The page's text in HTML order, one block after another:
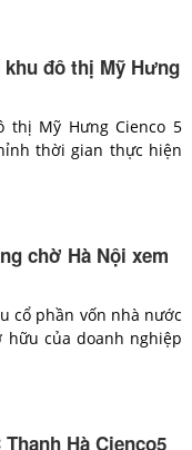
đô thị Mỹ Hưng
Mỹ Hưng Cienco 5
thời gian thực hiện
chờ Hà Nội xem
cổ phần vốn nhà nước
hữu của doanh nghiệp
Hà Cienco5